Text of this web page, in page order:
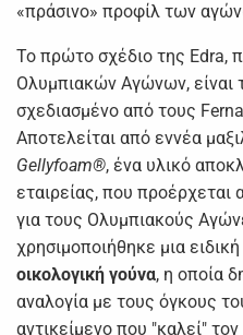
«πράσινο» προφίλ των
Το πρώτο σχέδιο της Edra,
Ολυμπιακών Αγώνων, είναι
σχεδιασμένο από τους
Αποτελείται από εννέα
Gellyfoam®, ένα υλικό
εταιρείας, που
για τους Ολυμπιακούς
χρησιμοποιήθηκε μια
οικολογική γούνα, η οποία
αναλογία με τους όγκους
αντικείμενο που "καλεί"